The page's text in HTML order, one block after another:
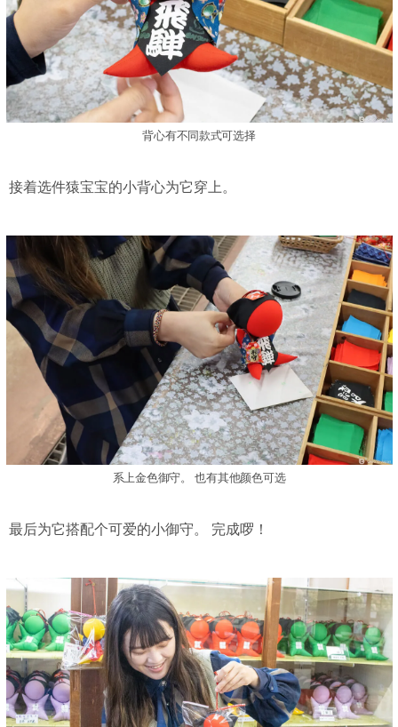
背心有不同款式可选择
接着选件猿宝宝的小背心为它穿上。
系上金色御守。 也有其他颜色可选
最后为它搭配个可爱的小御守。 完成啰！